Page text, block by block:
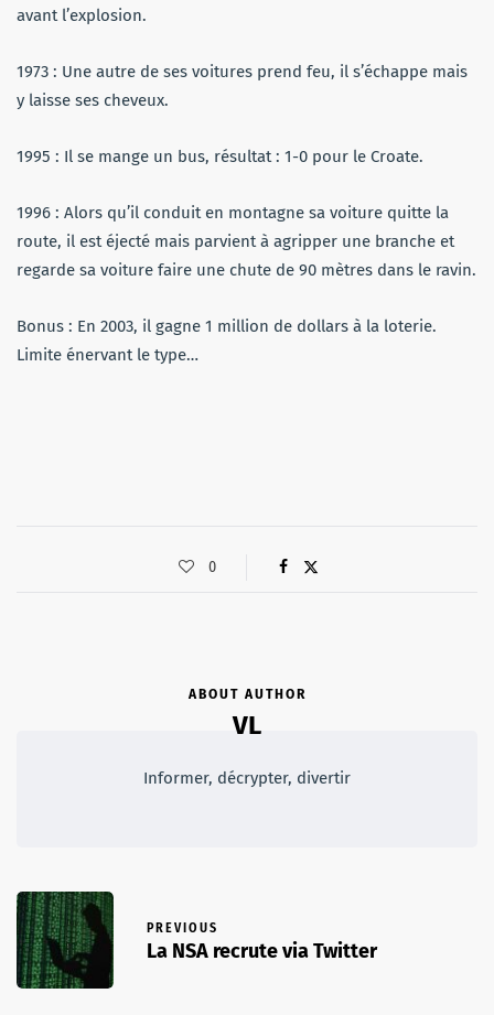
avant l’explosion.
1973 : Une autre de ses voitures prend feu, il s’échappe mais
y laisse ses cheveux.
1995 : Il se mange un bus, résultat : 1-0 pour le Croate.
1996 : Alors qu’il conduit en montagne sa voiture quitte la
route, il est éjecté mais parvient à agripper une branche et
regarde sa voiture faire une chute de 90 mètres dans le ravin.
Bonus : En 2003, il gagne 1 million de dollars à la loterie.
Limite énervant le type…
0
ABOUT AUTHOR
VL
Informer, décrypter, divertir
PREVIOUS
La NSA recrute via Twitter